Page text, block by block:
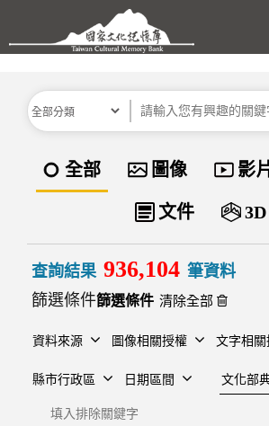
跳到主要內容區塊
分類 關鍵字
資料類型
全部 圖像 影
文件 3D
查詢結果 936,104 筆資料
篩選條件
清除全部
資料來源 圖像相關授權 文字相關
縣市行政區 日期區間
建檔單
排除關鍵字